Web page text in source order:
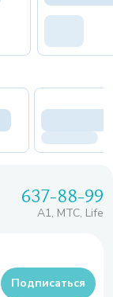
637-88-99
A1, МТС, Life
Подписаться